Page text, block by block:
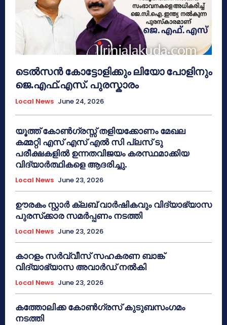
ടെൽസൻ കോട്ടോളിക്കും ലിയോ പോളിനും
ജെ.എഫ്.എസ്. പുരസ്കാരം
Local News June 24, 2026
യൂത്ത് കോൺഗ്രസ്സ് തളിയക്കോണം മേഖല
കമ്മറ്റി എസ് എസ് എൽ സി പ്ലസ് ടു
പരീക്ഷകളിൽ ഉന്നതവിജയം കരസ്ഥമാക്കിയ
വിദ്യാർത്ഥികളെ ആദരിച്ചു.
Local News June 23, 2026
ഊരകം സ്റ്റാർ ക്ലബ് വാർഷികവും വിദ്യാഭ്യാസ
പുരസ്‌ക്കാര സമർപ്പണം നടത്തി
Local News June 23, 2026
കാറളം സർവ്വീസ് സഹകരണ ബാങ്ക്
വിദ്യാഭ്യാസ അവാർഡ് നൽകി
Local News June 23, 2026
കത്തോലിക്ക കോൺഗ്രസ് കുടുബസംഗമം
നടത്തി